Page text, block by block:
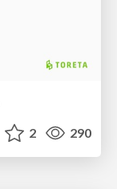
2 290